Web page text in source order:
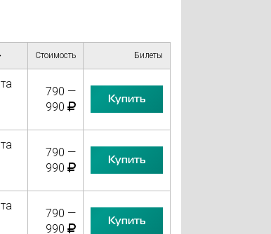
Стоимость Билеты
790 —
990
Купить
790 —
990
Купить
790 —
990
Купить